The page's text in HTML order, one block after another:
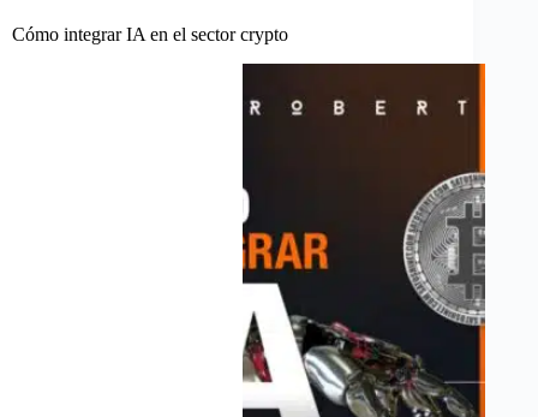
Cómo integrar IA en el sector crypto